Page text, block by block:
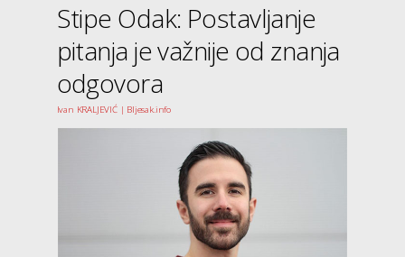
Stipe Odak: Postavljanje
pitanja je važnije od znanja
odgovora
Ivan KRALJEVIĆ | Bljesak.info